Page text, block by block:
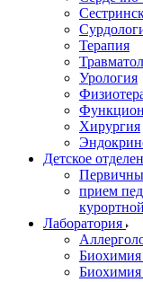
Терапия
Урология
Хирургия
Детское
прием
Лаборатория
Биохимия